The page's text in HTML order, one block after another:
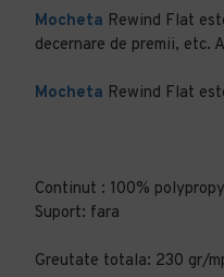
Mocheta Rewind Flat
decernare de premii, etc.
Mocheta Rewind Flat
Continut : 100%
Suport: fara
Greutate totala: 230 gr/